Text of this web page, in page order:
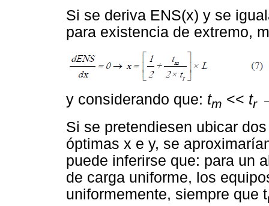
Si se deriva ENS(x) y se
para existencia de extremo,
y considerando que: tm << tr
Si se pretendiesen ubicar
óptimas x e y, se
puede inferirse que: para un
de carga uniforme, los
uniformemente, siempre que t